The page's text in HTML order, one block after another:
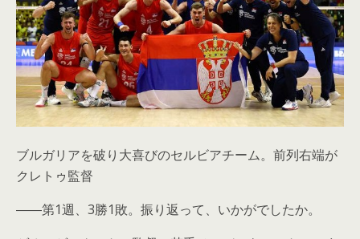
ブルガリアを破り大喜びのセルビアチーム。前列右端が
クレトゥ監督
――第1週、3勝1敗。振り返って、いかがでしたか。